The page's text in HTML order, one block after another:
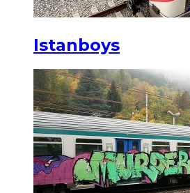
Istanboys